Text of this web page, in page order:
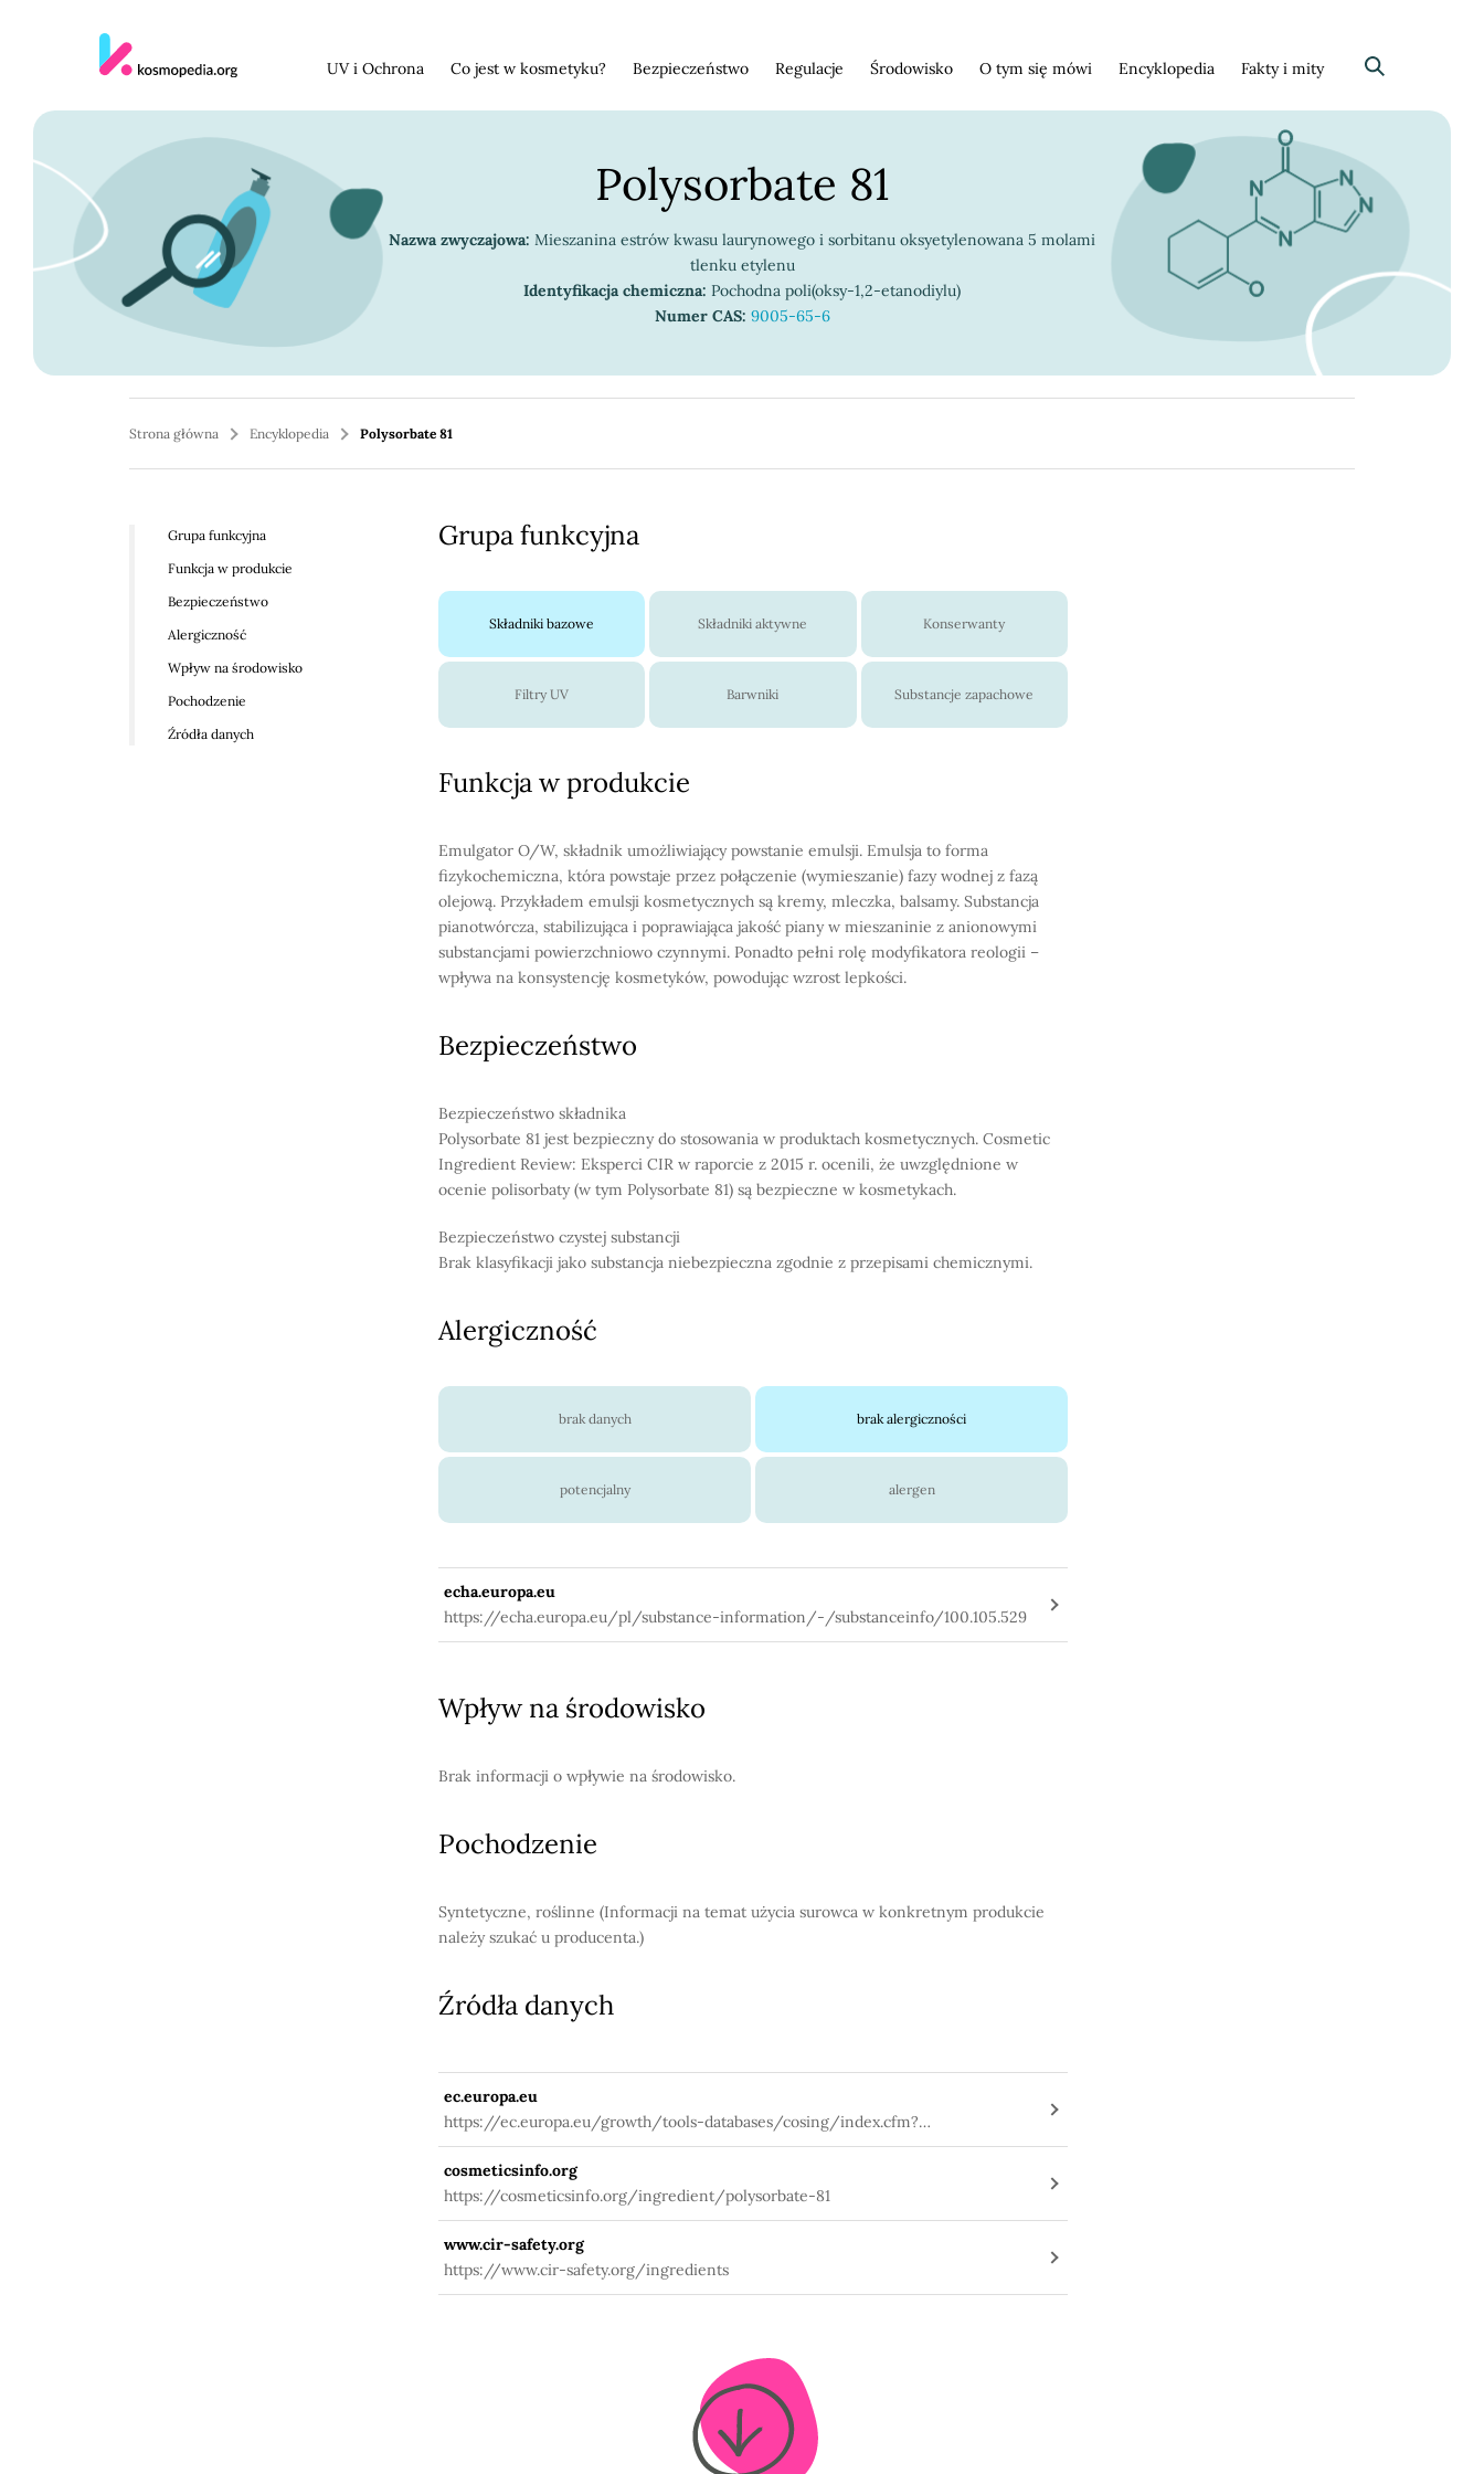
UV i Ochrona Co jest w kosmetyku? Bezpieczeństwo Regulacje Środowisko O tym się mówi Encyklopedia Fakty i mity Szukaj
Polysorbate 81
Nazwa zwyczajowa: Mieszanina estrów kwasu laurynowego i sorbitanu oksyetylenowana 5 molami
tlenku etylenu
Identyfikacja chemiczna: Pochodna poli(oksy-1,2-etanodiylu)
Numer CAS: 9005-65-6
Strona główna Encyklopedia Polysorbate 81
Grupa funkcyjna
Składniki bazowe Składniki aktywne Konserwanty
Filtry UV Barwniki Substancje zapachowe
Funkcja w produkcie
Emulgator O/W, składnik umożliwiający powstanie emulsji. Emulsja to forma
fizykochemiczna, która powstaje przez połączenie (wymieszanie) fazy wodnej z fazą
olejową. Przykładem emulsji kosmetycznych są kremy, mleczka, balsamy. Substancja
pianotwórcza, stabilizująca i poprawiająca jakość piany w mieszaninie z anionowymi
substancjami powierzchniowo czynnymi. Ponadto pełni rolę modyfikatora reologii –
wpływa na konsystencję kosmetyków, powodując wzrost lepkości.
Bezpieczeństwo
Bezpieczeństwo składnika
Polysorbate 81 jest bezpieczny do stosowania w produktach kosmetycznych. Cosmetic
Ingredient Review: Eksperci CIR w raporcie z 2015 r. ocenili, że uwzględnione w
ocenie polisorbaty (w tym Polysorbate 81) są bezpieczne w kosmetykach.
Bezpieczeństwo czystej substancji
Brak klasyfikacji jako substancja niebezpieczna zgodnie z przepisami chemicznymi.
Alergiczność
brak danych brak alergiczności
potencjalny alergen
echa.europa.eu
https://echa.europa.eu/pl/substance-information/-/substanceinfo/100.105.529
Wpływ na środowisko
Brak informacji o wpływie na środowisko.
Pochodzenie
Syntetyczne, roślinne (Informacji na temat użycia surowca w konkretnym produkcie
należy szukać u producenta.)
Źródła danych
ec.europa.eu
https://ec.europa.eu/growth/tools-databases/cosing/index.cfm?
fuseaction=search.details_v2&id=79326
cosmeticsinfo.org
https://cosmeticsinfo.org/ingredient/polysorbate-81
www.cir-safety.org
https://www.cir-safety.org/ingredients
Grupa funkcyjna
Funkcja w produkcie
Bezpieczeństwo
Alergiczność
Wpływ na środowisko
Pochodzenie
Źródła danych